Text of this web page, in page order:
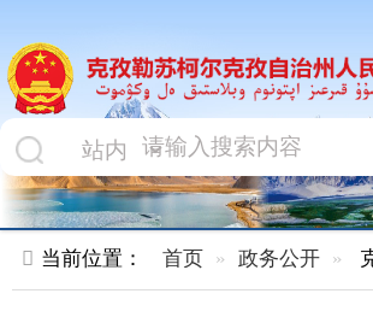
当前位置： 首页 政务公开 克州水利
水利工程建设运行科（监